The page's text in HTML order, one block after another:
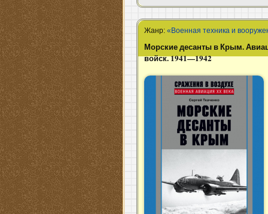
Жанр:«Военная техника и
Морские десанты в Крым.
войск. 1941—1942